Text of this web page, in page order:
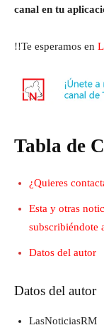
canal en tu
!!Te esperamos en
Tabla de
¿Quieres
Esta y otras
subscribiéndote
Datos del autor
Datos del autor
LasNoticiasRM